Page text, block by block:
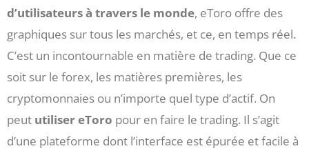
d’utilisateurs à travers le monde, eToro offre des
graphiques sur tous les marchés, et ce, en temps réel.
C’est un incontournable en matière de trading. Que ce
soit sur le forex, les matières premières, les
cryptomonnaies ou n’importe quel type d’actif. On
peut utiliser eToro pour en faire le trading. Il s’agit
d’une plateforme dont l’interface est épurée et facile à